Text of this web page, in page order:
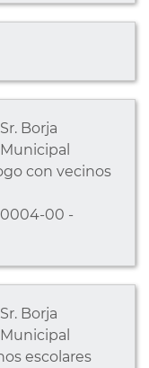
Borja
con vecinos
00 -
Borja
escolares